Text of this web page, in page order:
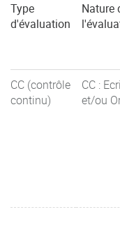
Type
d'évaluation
Nature
CC (contrôle
continu)
CC :
et/ou